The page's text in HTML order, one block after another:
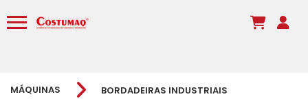
MÁQUINAS BORDADEIRAS INDUSTRIAIS